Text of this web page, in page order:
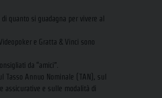
quanto si guadagna per vivere al
e Gratta & Vinci sono
da “amici”.
Annuo Nominale (TAN), sul
assicurative e sulle modalità di